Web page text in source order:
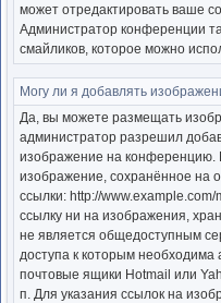
может отредактировать ваше
Администратор конференции
смайликов, которое можно
Могу ли я добавлять
Да, вы можете размещать
администратор разрешил
изображение на конференцию.
изображение, сохранённое на
ссылки: http://
ссылку ни на изображения,
не является общедоступным
доступа к которым необходима
почтовые ящики Hotmail или
п. Для указания ссылок на